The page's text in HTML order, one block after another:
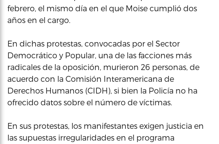
febrero, el mismo día en el que Moise cumplió dos
años en el cargo.
En dichas protestas, convocadas por el Sector
Democrático y Popular, una de las facciones más
radicales de la oposición, murieron 26 personas, de
acuerdo con la Comisión Interamericana de
Derechos Humanos (CIDH), si bien la Policía no ha
ofrecido datos sobre el número de víctimas.
En sus protestas, los manifestantes exigen justicia en
las supuestas irregularidades en el programa